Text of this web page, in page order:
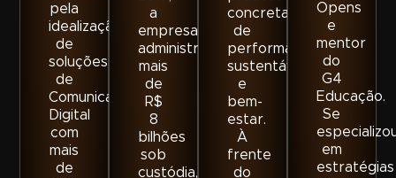
pela
idealização
de
soluções
de
Comunicação
Digital
com
mais
de
a
empresa
administra
mais
de
R$
8
bilhões
sob
custódia,
concretas
de
performance
sustentável
e
bem-
estar.
À
frente
do
Opens
e
mentor
do
G4
Educação.
Se
em
estratégias